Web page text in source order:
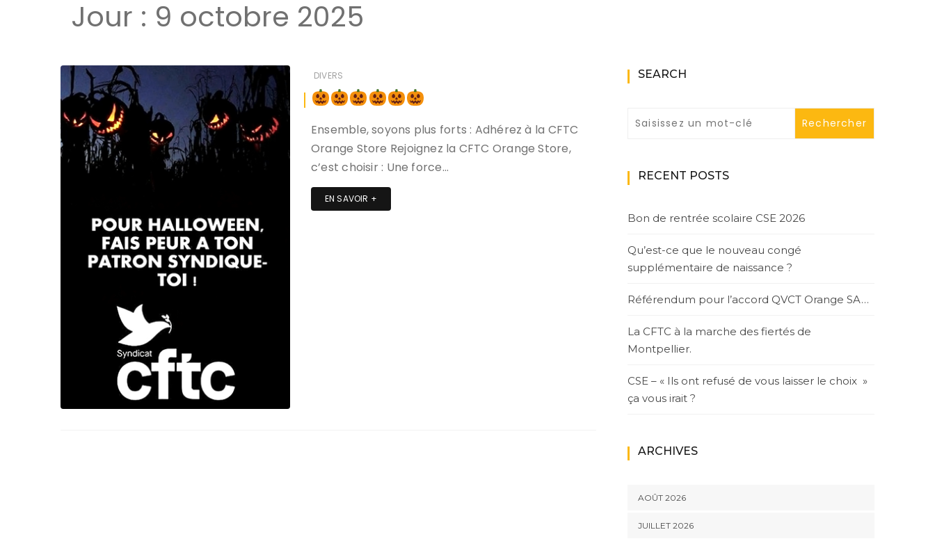
Jour : 9 octobre 2025
DIVERS
Ensemble, soyons plus forts : Adhérez à la CFTC
Orange Store Rejoignez la CFTC Orange Store,
c’est choisir : Une force…
EN SAVOIR +
SEARCH
RECENT POSTS
Bon de rentrée scolaire CSE 2026
Qu’est-ce que le nouveau congé
supplémentaire de naissance ?
Référendum pour l’accord QVCT Orange SA…
La CFTC à la marche des fiertés de
Montpellier.
CSE – « Ils ont refusé de vous laisser le choix »
ça vous irait ?
ARCHIVES
AOÛT 2026
JUILLET 2026